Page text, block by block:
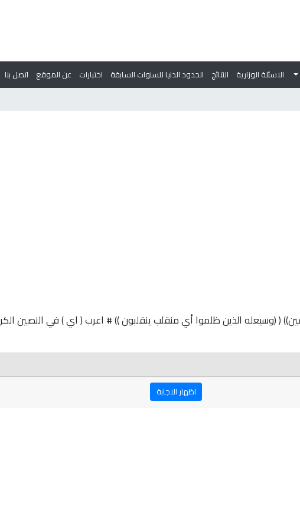
الاسئلة الوزارية النتائج الحدود الدنيا للسنوات السابقة اختبارات عن الموقع
اتصل بنا
( (وسيعله الذين ظلموا أي منقلب ينقلبون )) # اعرب ( اي ) في النصين
اظهار الاجابة